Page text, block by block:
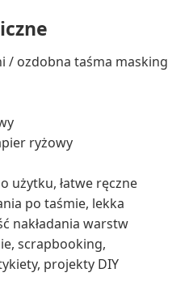
/ ozdobna taśma masking
ryżowy
użytku, łatwe ręczne
po taśmie, lekka
nakładania warstw
scrapbooking,
projekty DIY